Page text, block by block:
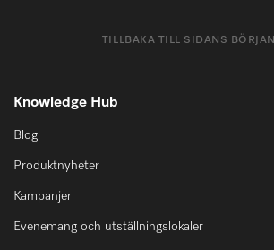
TILLBAKA TILL SIDANS BÖRJAN
Knowledge Hub
Blog
Produktnyheter
Kampanjer
Evenemang och utställningslokaler